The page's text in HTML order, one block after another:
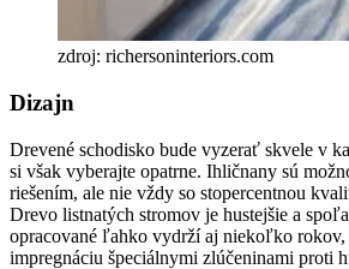
zdroj: richersoninteriors.com
Dizajn
Drevené schodisko bude vyzerať skvele v
si však vyberajte opatrne. Ihličnany sú
riešením, ale nie vždy so stopercentnou
Drevo listnatých stromov je hustejšie a
opracované ľahko vydrží aj niekoľko rokov,
impregnáciu špeciálnymi zlúčeninami proti